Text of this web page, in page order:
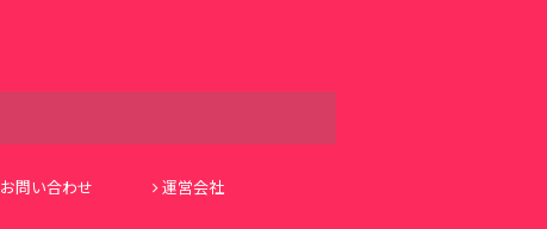
お問い合わせ 運営会社